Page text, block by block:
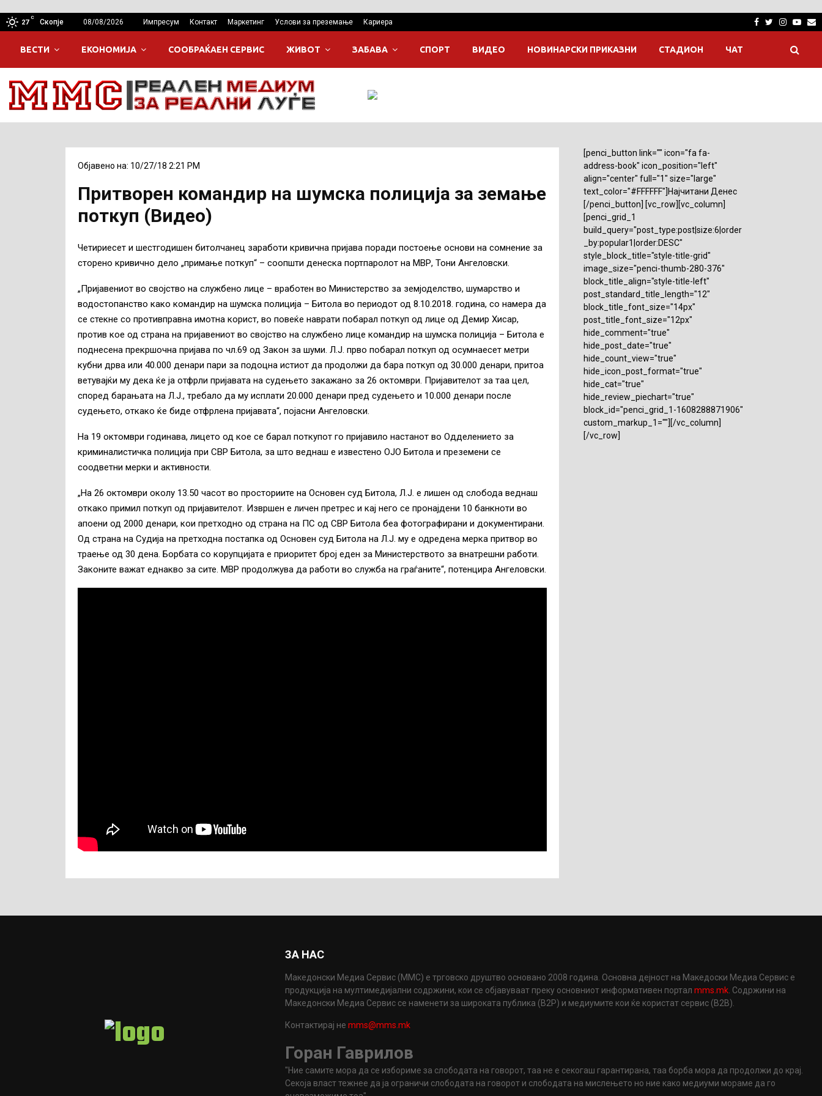
27
C
Скопје 08/08/2026 Импресум Контакт Маркетинг Услови за преземање Кариера Facebook
Twitter
ВЕСТИ ЕКОНОМИЈА СООБРАЌАЕН СЕРВИС ЖИВОТ ЗАБАВА СПОРТ ВИДЕО НОВИНАРСКИ ПРИКАЗНИ СТАДИОН ЧАТ
Објавено на: 10/27/18 2:21 PM
Притворен командир на шумска полиција за земање
поткуп (Видео)
Четириесет и шестгодишен битолчанец заработи кривична пријава поради постоење основи на сомнение за
сторено кривично дело „примање поткуп“ – соопшти денеска портпаролот на МВР, Тони Ангеловски.
„Пријавениот во својство на службено лице – вработен во Министерство за земјоделство, шумарство и
водостопанство како командир на шумска полиција – Битола во периодот од 8.10.2018. година, со намера да
се стекне со противправна имотна корист, во повеќе наврати побарал поткуп од лице од Демир Хисар,
против кое од страна на пријавениот во својство на службено лице командир на шумска полиција – Битола е
поднесена прекршочна пријава по чл.69 од Закон за шуми. Л.Ј. прво побарал поткуп од осумнаесет метри
кубни дрва или 40.000 денари пари за подоцна истиот да продолжи да бара поткуп од 30.000 денари, притоа
ветувајќи му дека ќе ја отфрли пријавата на судењето закажано за 26 октомври. Пријавителот за таа цел,
според барањата на Л.Ј., требало да му исплати 20.000 денари пред судењето и 10.000 денари после
судењето, откако ќе биде отфрлена пријавата“, појасни Ангеловски.
На 19 октомври годинава, лицето од кое се барал поткупот го пријавило настанот во Одделението за
криминалистичка полиција при СВР Битола, за што веднаш е известено ОЈО Битола и преземени се
соодветни мерки и активности.
„На 26 октомври околу 13.50 часот во просториите на Основен суд Битола, Л.Ј. е лишен од слобода веднаш
откако примил поткуп од пријавителот. Извршен е личен претрес и кај него се пронајдени 10 банкноти во
апоени од 2000 денари, кои претходно од страна на ПС од СВР Битола беа фотографирани и документирани.
Од страна на Судија на претходна постапка од Основен суд Битола на Л.Ј. му е одредена мерка притвор во
траење од 30 дена. Борбата со корупцијата е приоритет број еден за Министерството за внатрешни работи.
Законите важат еднакво за сите. МВР продолжува да работи во служба на граѓаните“, потенцира Ангеловски.
[penci_button link="" icon="fa fa-
address-book" icon_position="left"
align="center" full="1" size="large"
text_color="#FFFFFF"]Најчитани Денес
[/penci_button] [vc_row][vc_column]
[penci_grid_1
build_query="post_type:post|size:6|order
_by:popular1|order:DESC"
style_block_title="style-title-grid"
image_size="penci-thumb-280-376"
block_title_align="style-title-left"
post_standard_title_length="12"
block_title_font_size="14px"
post_title_font_size="12px"
hide_comment="true"
hide_post_date="true"
hide_count_view="true"
hide_icon_post_format="true"
hide_cat="true"
hide_review_piechart="true"
block_id="penci_grid_1-1608288871906"
custom_markup_1=""][/vc_column]
[/vc_row]
ЗА НАС
Македонски Медиа Сервис (ММС) е трговско друштво основано 2008 година. Основна дејност на Македоски Медиа Сервис е
продукција на мултимедијални содржини, кои се објавуваат преку основниот информативен порталmms.mk. Содржини на
Македонски Медиа Сервис се наменети за широката публика (B2P) и медиумите кои ќе користат сервис (B2B).
Контактирај неmms@mms.mk
Горан Гаврилов
"Ние самите мора да се избориме за слободата на говорот, таа не е секогаш гарантирана, таа борба мора да продолжи до крај.
Секоја власт тежнее да ја ограничи слободата на говорот и слободата на мислењето но ние како медиуми мораме да го